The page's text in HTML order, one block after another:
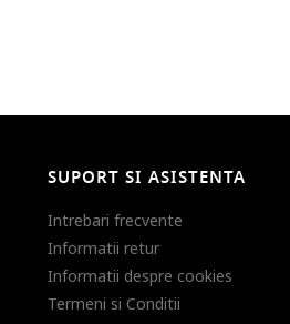
SUPORT SI ASISTENTA
Intrebari frecvente
Informatii retur
Informatii despre cookies
Termeni si Conditii